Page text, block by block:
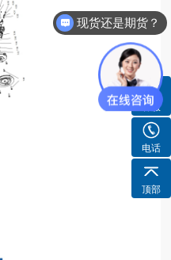
客服
电话
顶部
现货还是期货？
货期需要多久？